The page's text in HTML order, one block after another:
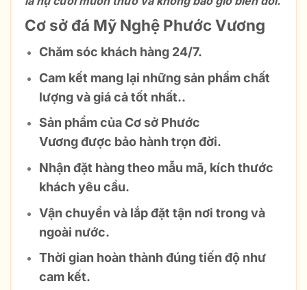
Cơ sở đá Mỹ Nghệ Phước Vương
Chăm sóc khách hàng 24/7.
Cam kết mang lại nhữngsản phẩm chất
lượngvà giá cả tốt nhất..
Sản phẩm củaCơ sở Phước
Vươngđược bảo hành trọn đời.
Nhận đặt hàng theo mẫu mã, kích thước
khách yêu cầu.
Vận chuyển và lắp đặt tận nơi trong và
ngoài nước.
Thời gian hoàn thành đúng tiến độ như
cam kết.